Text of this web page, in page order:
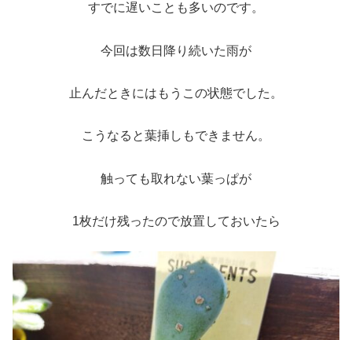
すでに遅いことも多いのです。
今回は数日降り続いた雨が
止んだときにはもうこの状態でした。
こうなると葉挿しもできません。
触っても取れない葉っぱが
1枚だけ残ったので放置しておいたら